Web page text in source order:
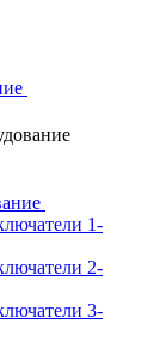
1-
2-
3-